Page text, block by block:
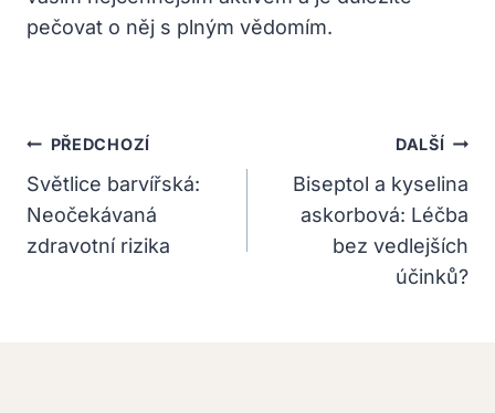
pečovat o něj s plným vědomím.
Navigace
Pro
Příspěvek
PŘEDCHOZÍ
Světlice barvířská:
Neočekávaná
zdravotní rizika
DALŠÍ
Biseptol a kyselina
askorbová: Léčba
bez vedlejších
účinků?